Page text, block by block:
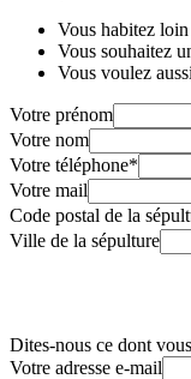
Vous habitez
Vous souhaitez
Vous voulez
Votre prénom
Votre nom
Votre téléphone*
Votre mail
Code postal de la
Ville de la sépulture
Dites-nous ce dont
Votre adresse e-mail